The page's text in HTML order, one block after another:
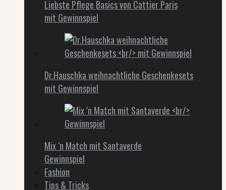
Liebste Pflege Basics von Cattier Paris
mit Gewinnspiel
Dr.Hauschka weihnachtliche Geschenkesets
mit Gewinnspiel
Mix ‘n Match mit Santaverde
Gewinnspiel
Fashion
Tips & Tricks